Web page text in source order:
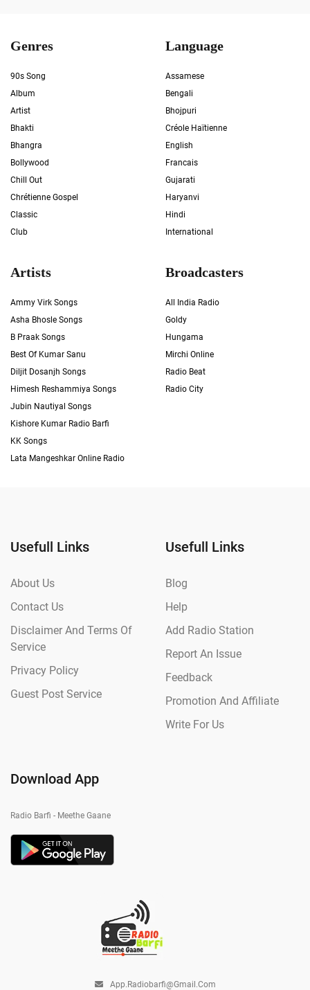
Genres
90s Song
Album
Artist
Bhakti
Bhangra
Bollywood
Chill Out
Chrétienne Gospel
Classic
Club
Language
Assamese
Bengali
Bhojpuri
Créole Haïtienne
English
Francais
Gujarati
Haryanvi
Hindi
International
Artists
Ammy Virk Songs
Asha Bhosle Songs
B Praak Songs
Best Of Kumar Sanu
Diljit Dosanjh Songs
Himesh Reshammiya Songs
Jubin Nautiyal Songs
Kishore Kumar Radio Barfi
KK Songs
Lata Mangeshkar Online Radio
Broadcasters
All India Radio
Goldy
Hungama
Mirchi Online
Radio Beat
Radio City
Usefull Links
About Us
Contact Us
Disclaimer And Terms Of
Service
Privacy Policy
Guest Post Service
Usefull Links
Blog
Help
Add Radio Station
Report An Issue
Feedback
Promotion And Affiliate
Write For Us
Download App
Radio Barfi - Meethe Gaane
App.radiobarfi@gmail.com